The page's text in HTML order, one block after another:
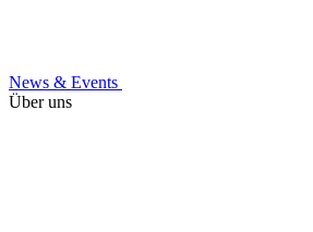
News & Events
Über uns